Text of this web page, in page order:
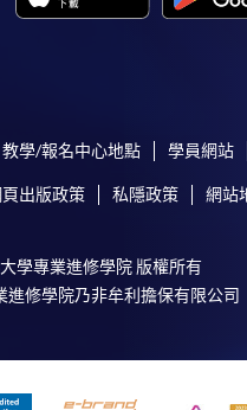
教學/報名中心地點 學員網站
出版政策 私隱政策 網站
學專業進修學院 版權所有
進修學院乃非牟利擔保有限公司